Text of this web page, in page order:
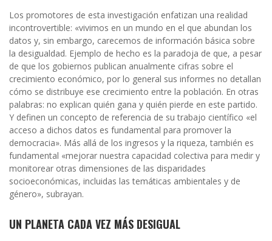
Los promotores de esta investigación enfatizan una realidad
incontrovertible: «vivimos en un mundo en el que abundan los
datos y, sin embargo, carecemos de información básica sobre
la desigualdad. Ejemplo de hecho es la paradoja de que, a pesar
de que los gobiernos publican anualmente cifras sobre el
crecimiento económico, por lo general sus informes no detallan
cómo se distribuye ese crecimiento entre la población. En otras
palabras: no explican quién gana y quién pierde en este partido.
Y definen un concepto de referencia de su trabajo científico «el
acceso a dichos datos es fundamental para promover la
democracia». Más allá de los ingresos y la riqueza, también es
fundamental «mejorar nuestra capacidad colectiva para medir y
monitorear otras dimensiones de las disparidades
socioeconómicas, incluidas las temáticas ambientales y de
género», subrayan.
UN PLANETA CADA VEZ MÁS DESIGUAL